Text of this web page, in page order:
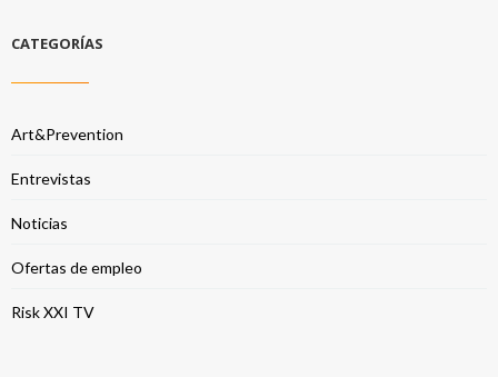
CATEGORÍAS
Art&Prevention
Entrevistas
Noticias
Ofertas de empleo
Risk XXI TV